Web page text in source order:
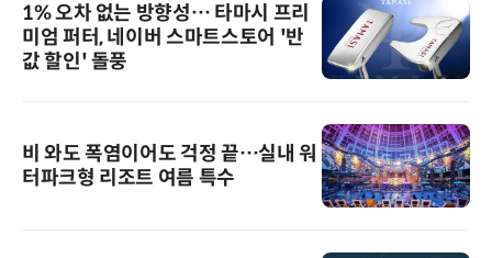
1% 오차 없는 방향성… 타마시 프리
미엄 퍼터, 네이버 스마트스토어 '반
값 할인' 돌풍
비 와도 폭염이어도 걱정 끝…실내 워
터파크형 리조트 여름 특수